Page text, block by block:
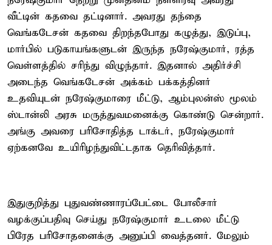
வீட்டின் கதவை தட்டினார். அவரது தந்தை
வெங்கடேசன் கதவை திறந்தபோது கழுத்து, இடுப்பு,
மார்பில் படுகாயங்களுடன் இருந்த நரேஷ்குமார், ரத்த
வெள்ளத்தில் சரிந்து விழுந்தார். இதனால் அதிர்ச்சி
அடைந்த வெங்கடேசன் அக்கம் பக்கத்தினர்
உதவியுடன் நரேஷ்குமாரை மீட்டு, ஆம்புலன்ஸ் மூலம்
ஸ்டான்லி அரசு மருத்துவமனைக்கு கொண்டு சென்றார்.
அங்கு அவரை பரிசோதித்த டாக்டர், நரேஷ்குமார்
ஏற்கனவே உயிரிழந்துவிட்டதாக தெரிவித்தார்.
இதுகுறித்து புதுவண்ணாரப்பேட்டை போலீசார்
வழக்குப்பதிவு செய்து நரேஷ்குமார் உடலை மீட்டு
பிரேத பரிசோதனைக்கு அனுப்பி வைத்தனர். மேலும்